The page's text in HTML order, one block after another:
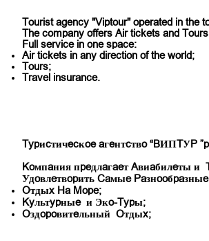
Tourist agency "Viptour" operated in the
The company offers Air tickets and
Full service in one space:
Air tickets in any direction of the world;
Tours;
Travel insurance.
Туристическое агентство “ВИПТУР
Компания предлагает Авиабилеты
Удовлетворить Самые
Отдых На Море;
Культурные и Эко-Туры;
Оздоровительный Отдых;